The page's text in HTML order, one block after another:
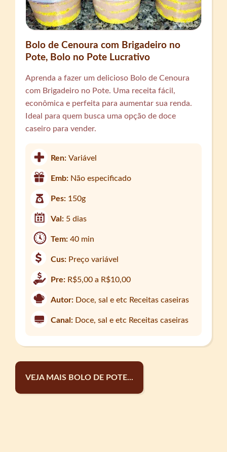
Bolo de Cenoura com Brigadeiro no
Pote, Bolo no Pote Lucrativo
Aprenda a fazer um delicioso Bolo de Cenoura
com Brigadeiro no Pote. Uma receita fácil,
econômica e perfeita para aumentar sua renda.
Ideal para quem busca uma opção de doce
caseiro para vender.
Ren:Variável
Emb: Não especificado
Pes: 150g
Val: 5 dias
Tem:40 min
Cus: Preço variável
Pre: R$5,00 a R$10,00
Autor: Doce, sal e etc Receitas caseiras
Canal: Doce, sal e etc Receitas caseiras
VEJA MAIS BOLO DE POTE...